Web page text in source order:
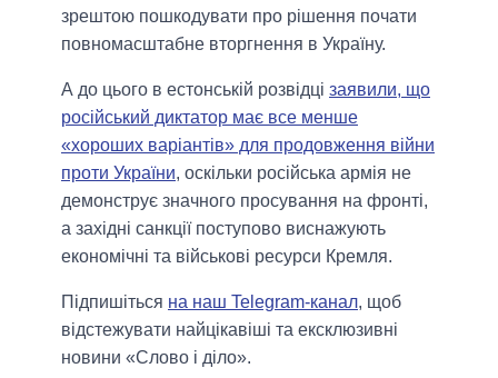
зрештою пошкодувати про рішення почати
повномасштабне вторгнення в Україну.
А до цього в естонській розвідці заявили, що
російський диктатор має все менше
«хороших варіантів» для продовження війни
проти України, оскільки російська армія не
демонструє значного просування на фронті,
а західні санкції поступово виснажують
економічні та військові ресурси Кремля.
Підпишіться на наш Telegram-канал, щоб
відстежувати найцікавіші та ексклюзивні
новини «Слово і діло».